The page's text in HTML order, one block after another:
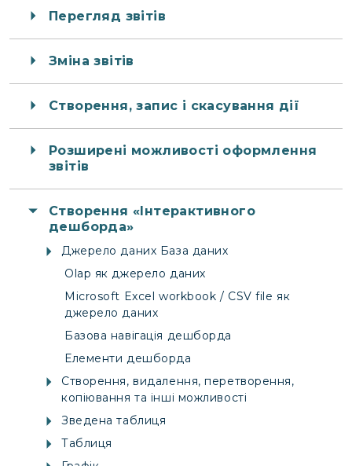
Перегляд звітів
Зміна звітів
Створення, запис і скасування дії
Розширені можливості оформлення
звітів
Створення «Інтерактивного
дешборда»
Джерело даних База даних
Olap як джерело даних
Microsoft Excel workbook / CSV file як
джерело даних
Базова навігація дешборда
Елементи дешборда
Створення, видалення, перетворення,
копіювання та інші можливості
Зведена таблиця
Таблиця